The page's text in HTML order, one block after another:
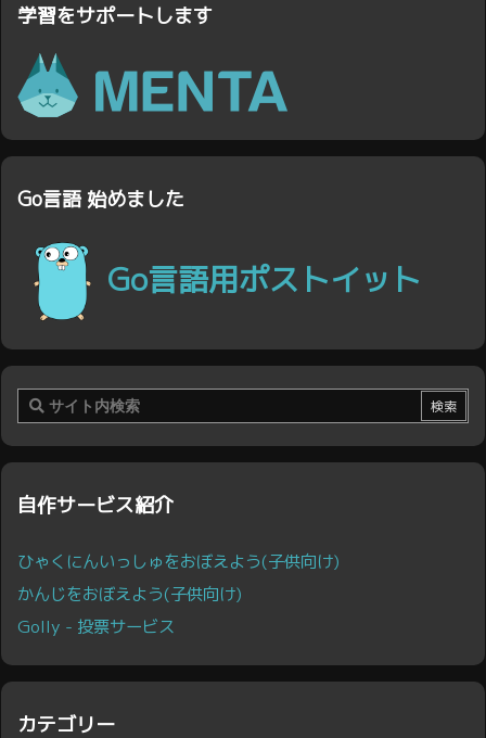
学習をサポートします
Go言語 始めました
Go言語用ポストイット
自作サービス紹介
ひゃくにんいっしゅをおぼえよう(子供向け)
かんじをおぼえよう(子供向け)
Golly - 投票サービス
カテゴリー